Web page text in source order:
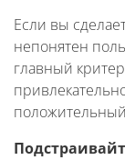
Если вы
непонятен
главный